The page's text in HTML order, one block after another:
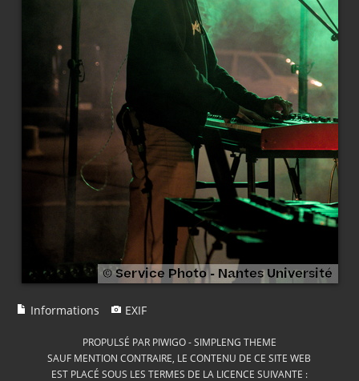
Informations EXIF
PROPULSÉ PAR PIWIGO-SIMPLENG THEME
SAUF MENTION CONTRAIRE, LE CONTENU DE CE SITE WEB
EST PLACÉ SOUS LES TERMES DE LA LICENCE SUIVANTE :